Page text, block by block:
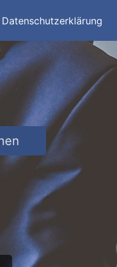
Datenschutzerklärung